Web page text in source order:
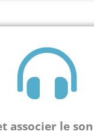
associer le